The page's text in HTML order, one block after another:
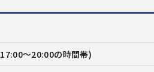
デザイン研修
～20:00の時間帯)